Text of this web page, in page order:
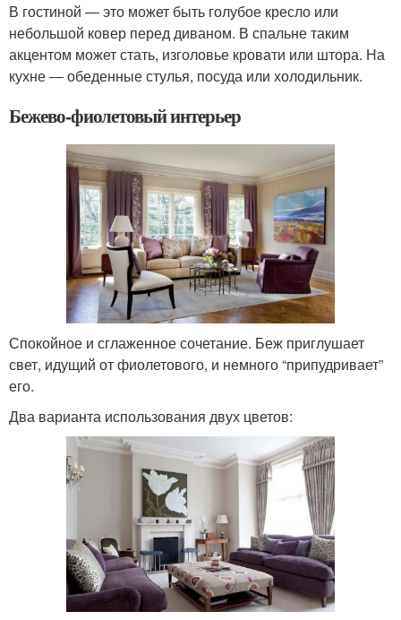
В гостиной ― это может быть голубое кресло или
небольшой ковер перед диваном. В спальне таким
акцентом может стать, изголовье кровати или штора. На
кухне ― обеденные стулья, посуда или холодильник.
Бежево-фиолетовый интерьер
Спокойное и сглаженное сочетание. Беж приглушает
свет, идущий от фиолетового, и немного “припудривает”
его.
Два варианта использования двух цветов: